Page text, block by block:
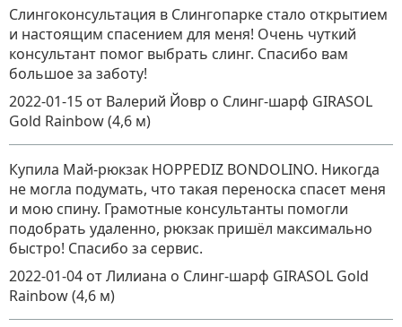
Слингоконсультация в Слингопарке стало открытием
и настоящим спасением для меня! Очень чуткий
консультант помог выбрать слинг. Спасибо вам
большое за заботу!
2022-01-15 от Валерий Йовр о Слинг-шарф GIRASOL
Gold Rainbow (4,6 м)
Купила Май-рюкзак HOPPEDIZ BONDOLINO. Никогда
не могла подумать, что такая переноска спасет меня
и мою спину. Грамотные консультанты помогли
подобрать удаленно, рюкзак пришёл максимально
быстро! Спасибо за сервис.
2022-01-04 от Лилиана о Слинг-шарф GIRASOL Gold
Rainbow (4,6 м)